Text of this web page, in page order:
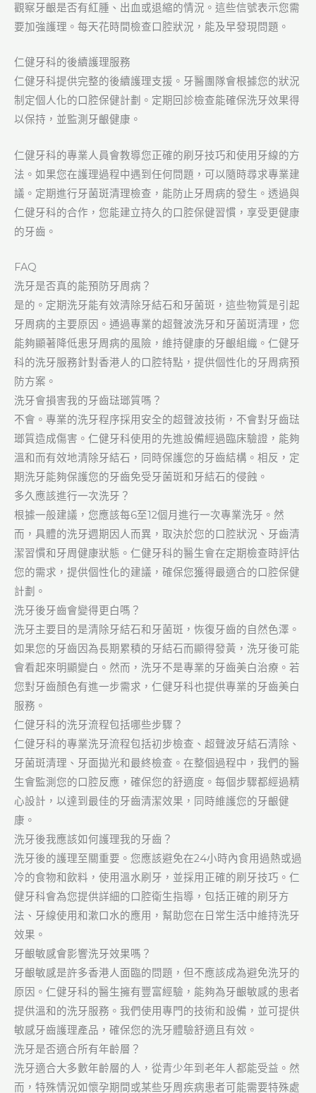
觀察牙齦是否有紅腫、出血或退縮的情況。這些信號表示您需
要加強護理。每天花時間檢查口腔狀況，能及早發現問題。
仁健牙科的後續護理服務
仁健牙科提供完整的後續護理支援。牙醫團隊會根據您的狀況
制定個人化的口腔保健計劃。定期回診檢查能確保洗牙效果得
以保持，並監測牙齦健康。
仁健牙科的專業人員會教導您正確的刷牙技巧和使用牙線的方
法。如果您在護理過程中遇到任何問題，可以隨時尋求專業建
議。定期進行牙菌斑清理檢查，能防止牙周病的發生。透過與
仁健牙科的合作，您能建立持久的口腔保健習慣，享受更健康
的牙齒。
FAQ
洗牙是否真的能預防牙周病？
是的。定期洗牙能有效清除牙結石和牙菌斑，這些物質是引起
牙周病的主要原因。通過專業的超聲波洗牙和牙菌斑清理，您
能夠顯著降低患牙周病的風險，維持健康的牙齦組織。仁健牙
科的洗牙服務針對香港人的口腔特點，提供個性化的牙周病預
防方案。
洗牙會損害我的牙齒琺瑯質嗎？
不會。專業的洗牙程序採用安全的超聲波技術，不會對牙齒琺
瑯質造成傷害。仁健牙科使用的先進設備經過臨床驗證，能夠
溫和而有效地清除牙結石，同時保護您的牙齒結構。相反，定
期洗牙能夠保護您的牙齒免受牙菌斑和牙結石的侵蝕。
多久應該進行一次洗牙？
根據一般建議，您應該每6至12個月進行一次專業洗牙。然
而，具體的洗牙週期因人而異，取決於您的口腔狀況、牙齒清
潔習慣和牙周健康狀態。仁健牙科的醫生會在定期檢查時評估
您的需求，提供個性化的建議，確保您獲得最適合的口腔保健
計劃。
洗牙後牙齒會變得更白嗎？
洗牙主要目的是清除牙結石和牙菌斑，恢復牙齒的自然色澤。
如果您的牙齒因為長期累積的牙結石而顯得發黃，洗牙後可能
會看起來明顯變白。然而，洗牙不是專業的牙齒美白治療。若
您對牙齒顏色有進一步需求，仁健牙科也提供專業的牙齒美白
服務。
仁健牙科的洗牙流程包括哪些步驟？
仁健牙科的專業洗牙流程包括初步檢查、超聲波牙結石清除、
牙菌斑清理、牙面拋光和最終檢查。在整個過程中，我們的醫
生會監測您的口腔反應，確保您的舒適度。每個步驟都經過精
心設計，以達到最佳的牙齒清潔效果，同時維護您的牙齦健
康。
洗牙後我應該如何護理我的牙齒？
洗牙後的護理至關重要。您應該避免在24小時內食用過熱或過
冷的食物和飲料，使用溫水刷牙，並採用正確的刷牙技巧。仁
健牙科會為您提供詳細的口腔衛生指導，包括正確的刷牙方
法、牙線使用和漱口水的應用，幫助您在日常生活中維持洗牙
效果。
牙齦敏感會影響洗牙效果嗎？
牙齦敏感是許多香港人面臨的問題，但不應該成為避免洗牙的
原因。仁健牙科的醫生擁有豐富經驗，能夠為牙齦敏感的患者
提供溫和的洗牙服務。我們使用專門的技術和設備，並可提供
敏感牙齒護理產品，確保您的洗牙體驗舒適且有效。
洗牙是否適合所有年齡層？
洗牙適合大多數年齡層的人，從青少年到老年人都能受益。然
而，特殊情況如懷孕期間或某些牙周疾病患者可能需要特殊處